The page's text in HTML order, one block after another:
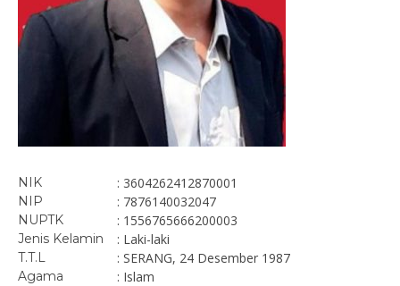
NIK : 3604262412870001
NIP : 7876140032047
NUPTK : 1556765666200003
Jenis Kelamin : Laki-laki
T.T.L : SERANG, 24 Desember 1987
Agama : Islam